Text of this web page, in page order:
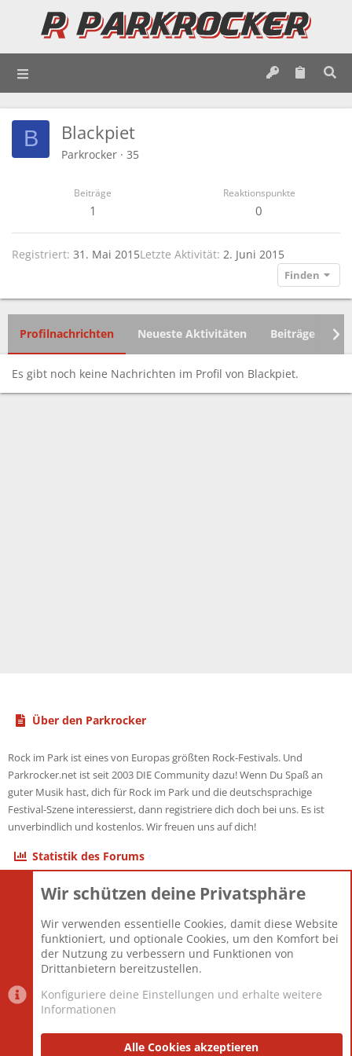
B Blackpiet
Parkrocker · 35
Beiträge
1
Reaktionspunkte
0
Registriert 31. Mai 2015Letzte Aktivität 2. Juni 2015
Finden
Profilnachrichten Neueste Aktivitäten Beiträge
Es gibt noch keine Nachrichten im Profil von Blackpiet.
Über den Parkrocker
Rock im Park ist eines von Europas größten Rock-Festivals. Und
Parkrocker.net ist seit 2003 DIE Community dazu! Wenn Du Spaß an
guter Musik hast, dich für Rock im Park und die deutschsprachige
Festival-Szene interessierst, dann registriere dich doch bei uns. Es ist
unverbindlich und kostenlos. Wir freuen uns auf dich!
Statistik des Forums
Themen
Mitglieder
12.427
Neuestes Mitglied
Berlin
Datenschutzerklärung Impressum
Wir schützen deine Privatsphäre
Wir verwenden essentielle Cookies, damit diese Website
funktioniert, und optionale Cookies, um den Komfort bei
der Nutzung zu verbessern und Funktionen von
Drittanbietern bereitzustellen.
Konfiguriere deine Einstellungen und erhalte weitere
Informationen
Alle Cookies akzeptieren